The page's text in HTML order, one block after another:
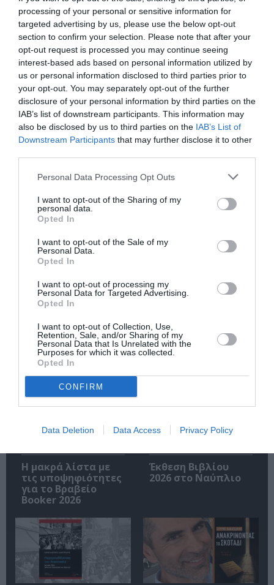
processing of your personal or sensitive information for
targeted advertising by us, please use the below opt-out
section to confirm your selection. Please note that after your
opt-out request is processed you may continue seeing
interest-based ads based on personal information utilized by
us or personal information disclosed to third parties prior to
your opt-out. You may separately opt-out of the further
disclosure of your personal information by third parties on the
IAB’s list of downstream participants. This information may
also be disclosed by us to third parties on the IAB’s List of
Downstream Participants that may further disclose it to other
Personal Data Processing Opt Outs
I want to opt-out of the Sharing of my
personal data.
Opted In
I want to opt-out of the Sale of my
Personal Data.
Opted In
I want to opt-out of processing my
Personal Data for Targeted Advertising.
Opted In
I want to opt-out of Collection, Use,
Retention, Sale, and/or Sharing of my
Personal Data that Is Unrelated with the
Purposes for which it was collected.
Opted In
CONFIRM
Data Deletion Data Access Privacy Policy
Ακολουθήστε το Culturenow.gr στοGoogle Newsκαι
μάθετε πρώτοι όλες τις ειδήσεις
Δείτε όλα τατελευταία νέαγια την Τέχνη και τον
Πολιτισμό στοCulturenow.gr
Νέοι Διαγωνισμοί❯
Tags
ΠΙΝΑΚΟΘΗΚΗ ΧΑΤΖΗΚΥΡΙΑΚΟΥ ΓΚΙΚΑ
Newsletter
Κάθε βδομάδα στο e-mail σας τα τελευταία νέα για
την Τέχνη και τον Πολιτισμό!
Ακολουθήστε το Culturenow.gr
Η μακρά λίστα με
τις υποψηφιότητες
για το Βραβείο
Booker 2026
Έκθεση Βιβλίου
2026 στο Ναύπλιο